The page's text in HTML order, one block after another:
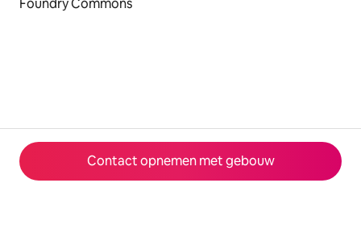
Contact opnemen met gebouw
Foundry Commons